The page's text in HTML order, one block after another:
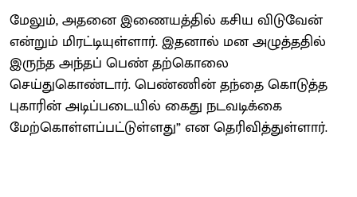
மேலும், அதனை இணையத்தில் கசிய விடுவேன்
என்றும் மிரட்டியுள்ளார். இதனால் மன அழுத்ததில்
இருந்த அந்தப் பெண் தற்கொலை
செய்துகொண்டார். பெண்ணின் தந்தை கொடுத்த
புகாரின் அடிப்படையில் கைது நடவடிக்கை
மேற்கொள்ளப்பட்டுள்ளது” என தெரிவித்துள்ளார்.